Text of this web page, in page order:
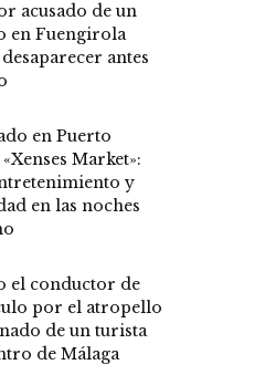
acusado de un
en Fuengirola
antes
en Puerto
Market»:
y
en las noches
el conductor de
por el atropello
de un turista
de Málaga